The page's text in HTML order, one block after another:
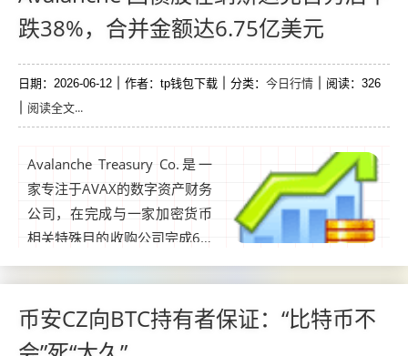
问。...
跌38%，合并金额达6.75亿美元
日期：2026-06-12 作者：tp钱包下载 分类： 今日行情 阅读：326
阅读全文...
Avalanche Treasury Co.是一
家专注于AVAX的数字资产财务
公司，在完成与一家加密货币
相关特殊目的收购公司完成6.7
5亿美元合并后，于周四正式
上市。该公司在纳斯达克交
易，股票代码为“AVAT”，周四
币安CZ向BTC持有者保证：“比特币不